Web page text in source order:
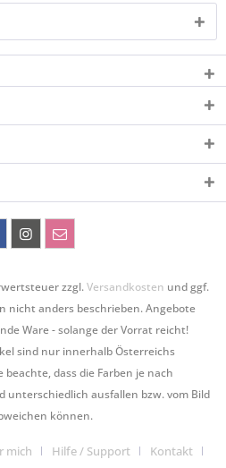
zzgl.Versandkosten und ggf.
nicht anders beschrieben. Angebote
Ware - solange der Vorrat reicht!
sind nur innerhalb Österreichs
dass die Farben je nach
unterschiedlich ausfallen bzw. vom Bild
können.
mich Hilfe / Support Kontakt